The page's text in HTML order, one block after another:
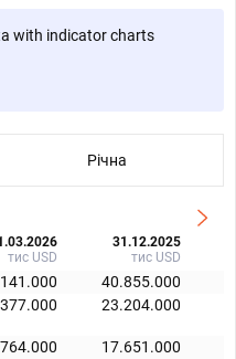
with indicator charts
Річна
тис USD
31.12.2025
тис USD
40.855.000
23.204.000
17.651.000